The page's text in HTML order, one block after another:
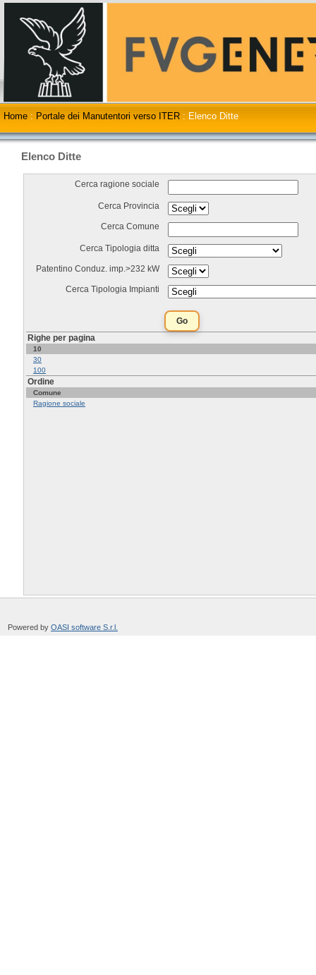
Home : Portale dei Manutentori verso ITER : Elenco Ditte
Elenco Ditte
Cerca ragione sociale
Cerca Provincia
Cerca Comune
Cerca Tipologia ditta
Patentino Conduz. imp.>232 kW
Cerca Tipologia Impianti
Righe per pagina
10
30
100
Ordine
Comune
Ragione sociale
Powered by OASI software S.r.l.